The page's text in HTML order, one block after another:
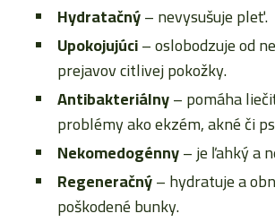
Hydratačný– nevysušuje pleť.
Upokojujúci– oslobodzuje od
prejavov citlivej pokožky.
Antibakteriálny– pomáha
problémy ako ekzém, akné či
Nekomedogénny– je ľahký a
Regeneračný– hydratuje a
poškodené bunky.